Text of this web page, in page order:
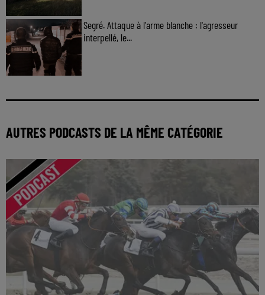
Segré. Attaque à l'arme blanche : l'agresseur
interpellé, le...
AUTRES PODCASTS DE LA MÊME CATÉGORIE